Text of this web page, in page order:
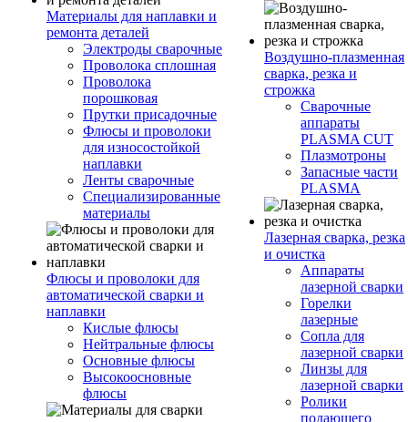
Материалы для наплавки и
ремонта деталей
Электроды сварочные
Проволока сплошная
Проволока
порошковая
Прутки присадочные
Флюсы и проволоки
для износостойкой
наплавки
Ленты сварочные
Специализированные
материалы
Флюсы и проволоки для
автоматической сварки и
наплавки
Кислые флюсы
Нейтральные флюсы
Основные флюсы
Высокоосновные
флюсы
Воздушно-плазменная
сварка, резка и
строжка
Сварочные
аппараты
PLASMA CUT
Плазмотроны
Запасные части
PLASMA
Лазерная сварка, резка
и очистка
Аппараты
лазерной сварки
Горелки
лазерные
Сопла для
лазерной сварки
Линзы для
лазерной сварки
Ролики
подающего